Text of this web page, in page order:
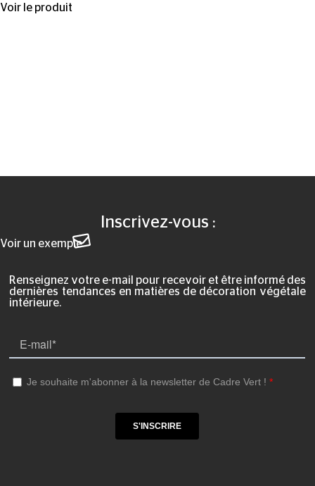
Voir le produit
Inscrivez-vous :
Voir un exemple
Renseignez votre e-mail pour recevoir et être informé des
dernières tendances en matières de décoration végétale
intérieure.